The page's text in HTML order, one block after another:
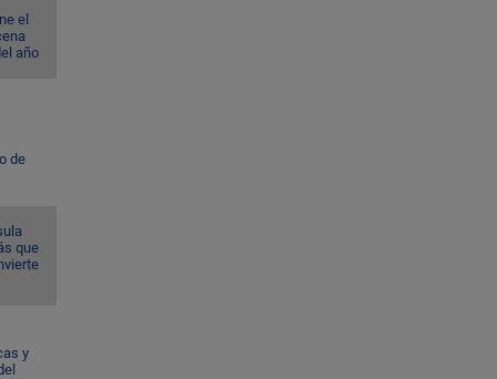
el
año
de
que
y